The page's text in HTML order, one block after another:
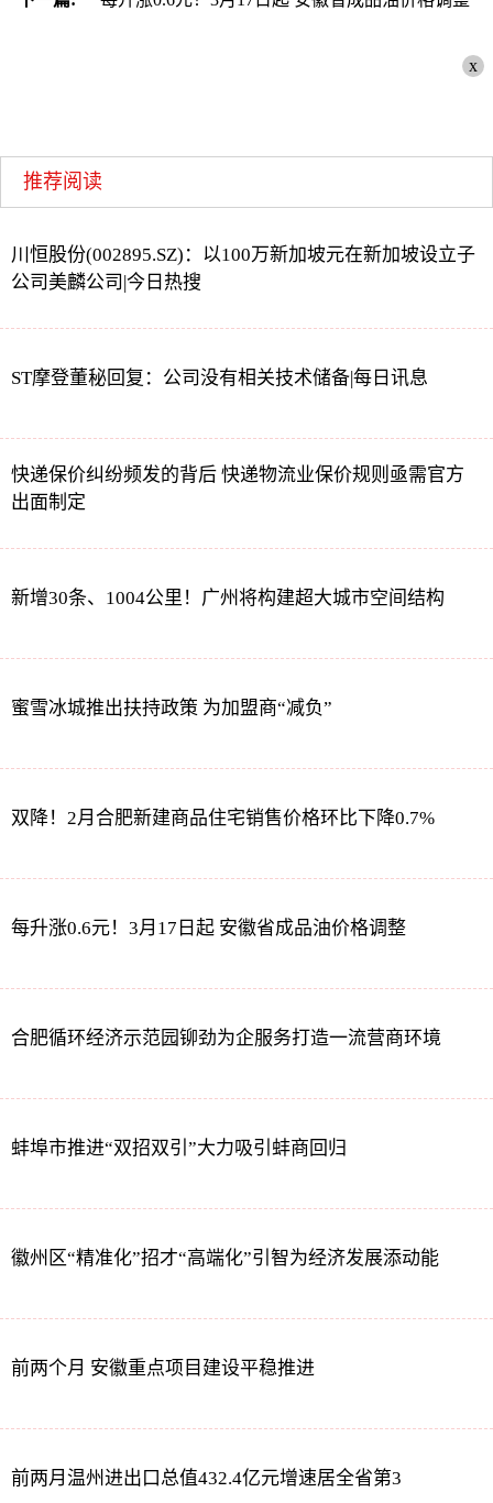
x
推荐阅读
川恒股份(002895.SZ)：以100万新加坡元在新加坡设立子
公司美麟公司|今日热搜
ST摩登董秘回复：公司没有相关技术储备|每日讯息
快递保价纠纷频发的背后 快递物流业保价规则亟需官方
出面制定
新增30条、1004公里！广州将构建超大城市空间结构
蜜雪冰城推出扶持政策 为加盟商“减负”
双降！2月合肥新建商品住宅销售价格环比下降0.7%
每升涨0.6元！3月17日起 安徽省成品油价格调整
合肥循环经济示范园铆劲为企服务打造一流营商环境
蚌埠市推进“双招双引”大力吸引蚌商回归
徽州区“精准化”招才“高端化”引智为经济发展添动能
前两个月 安徽重点项目建设平稳推进
前两月温州进出口总值432.4亿元增速居全省第3